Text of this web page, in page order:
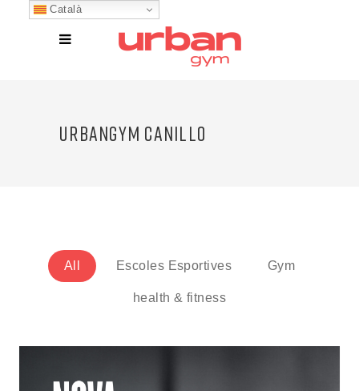
URBANGYM CANILLO
All Escoles Esportives Gym
health & fitness
Català